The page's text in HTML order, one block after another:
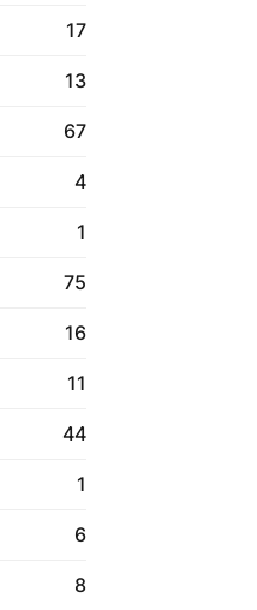
17
13
67
4
1
75
16
11
44
1
6
8